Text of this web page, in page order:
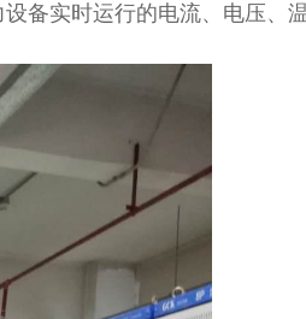
备实时运行的电流、电压、